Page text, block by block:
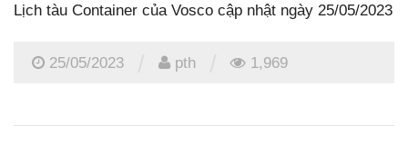
Lịch tàu Container của Vosco cập nhật ngày 25/05/2023
25/05/2023 pth 1,969